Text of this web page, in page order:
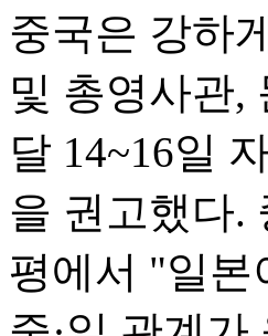
중국은 강하
및 총영사관,
달 14~16일
을 권고했다.
평에서 "일본